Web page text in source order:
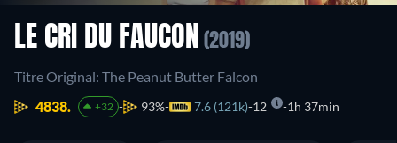
LE CRI DU FAUCON (2019)
Titre Original: The Peanut Butter Falcon
4838.
+32 93% 7.6 (121k) 12 1h 37min